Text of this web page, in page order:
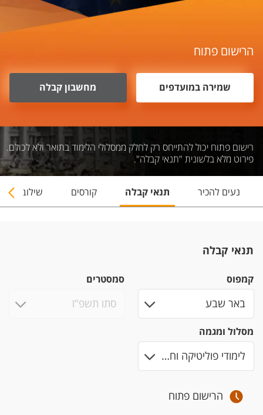
הרישום פתוח
שמירה במועדפים מחשבון קבלה
רישום פתוח יכול להתייחס רק לחלק ממסלולי הלימוד בתואר ולא לכולם.
פירוט מלא בלשונית "תנאי קבלה".
נעים להכיר תנאי קבלה קורסים שילובי
תנאי קבלה
קמפוס סמסטרים
מסלול ומגמה
הרישום פתוח